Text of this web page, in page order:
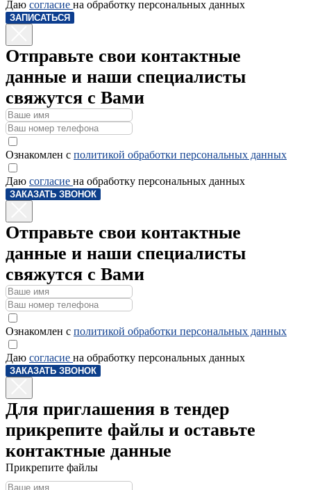
Даю согласие на обработку персональных данных
ЗАПИСАТЬСЯ
Отправьте свои контактные
данные и наши специалисты
свяжутся с Вами
Ознакомлен с политикой обработки персональных данных
Даю согласие на обработку персональных данных
ЗАКАЗАТЬ ЗВОНОК
Отправьте свои контактные
данные и наши специалисты
свяжутся с Вами
Ознакомлен с политикой обработки персональных данных
Даю согласие на обработку персональных данных
ЗАКАЗАТЬ ЗВОНОК
Для приглашения в тендер
прикрепите файлы и оставьте
контактные данные
Прикрепите файлы